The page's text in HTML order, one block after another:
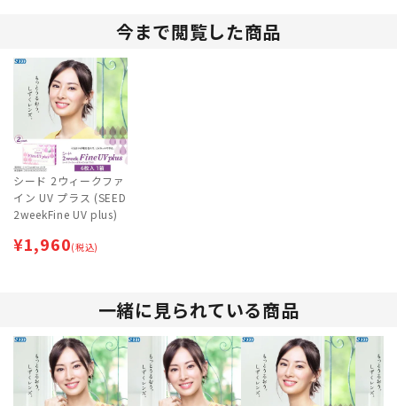
今まで閲覧した商品
シード 2ウィークファ
イン UV プラス (SEED
2weekFine UV plus)
¥1,960(税込)
一緒に見られている商品